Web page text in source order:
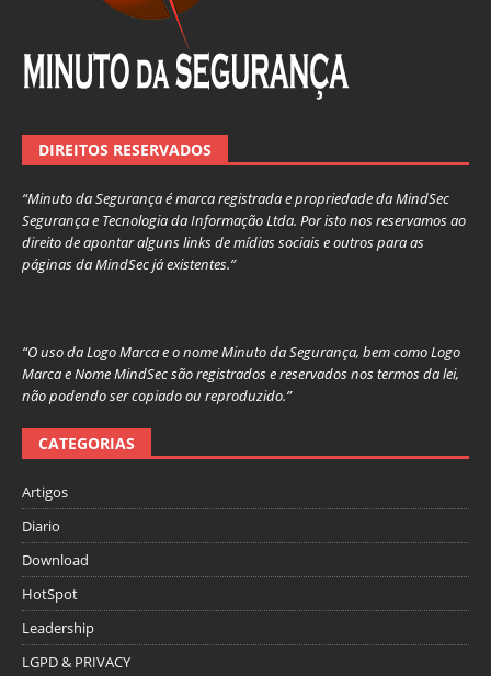
DIREITOS RESERVADOS
“Minuto da Segurança é marca registrada e propriedade da MindSec
Segurança e Tecnologia da Informação Ltda. Por isto nos reservamos ao
direito de apontar alguns links de mídias sociais e outros para as
páginas da MindSec já existentes.”
“O uso da Logo Marca e o nome Minuto da Segurança, bem como Logo
Marca e Nome MindSec são registrados e reservados nos termos da lei,
não podendo ser copiado ou reproduzido.”
CATEGORIAS
Artigos
Diario
Download
HotSpot
Leadership
LGPD & PRIVACY